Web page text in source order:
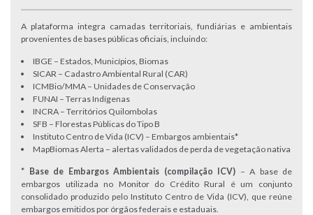
A plataforma integra camadas territoriais, fundiárias e ambientais
provenientes de bases públicas oficiais, incluindo:
IBGE – Estados, Municípios, Biomas
SICAR – Cadastro Ambiental Rural (CAR)
ICMBio/MMA – Unidades de Conservação
FUNAI – Terras Indígenas
INCRA – Territórios Quilombolas
SFB – Florestas Públicas do Tipo B
Instituto Centro de Vida (ICV) – Embargos ambientais*
MapBiomas Alerta – alertas validados de perda de vegetação nativa
* Base de Embargos Ambientais (compilação ICV) – A base de
embargos utilizada no Monitor do Crédito Rural é um conjunto
consolidado produzido pelo Instituto Centro de Vida (ICV), que reúne
embargos emitidos por órgãos federais e estaduais.